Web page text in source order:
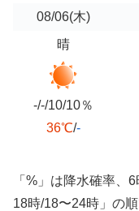
08/06(木)
晴
-/-/10/10％
36℃/-
「%」は降水確率、
18時/18〜24時」の順